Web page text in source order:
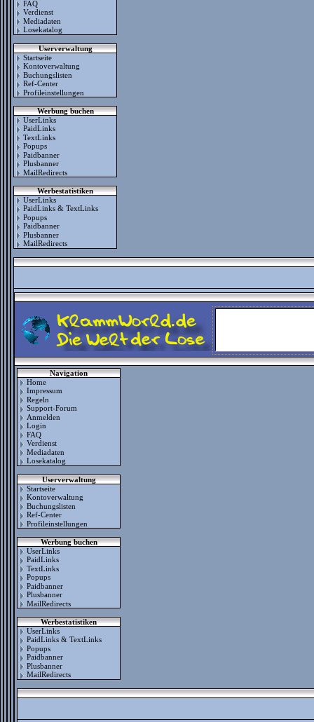
FAQ
Verdienst
Mediadaten
Losekatalog
Userverwaltung
Startseite
Kontoverwaltung
Buchungslisten
Ref-Center
Profileinstellungen
Werbung buchen
UserLinks
PaidLinks
TextLinks
Popups
Paidbanner
Plusbanner
MailRedirects
Werbestatistiken
UserLinks
PaidLinks & TextLinks
Popups
Paidbanner
Plusbanner
MailRedirects
Navigation
Home
Impressum
Regeln
Support-Forum
Anmelden
Login
FAQ
Verdienst
Mediadaten
Losekatalog
Userverwaltung
Startseite
Kontoverwaltung
Buchungslisten
Ref-Center
Profileinstellungen
Werbung buchen
UserLinks
PaidLinks
TextLinks
Popups
Paidbanner
Plusbanner
MailRedirects
Werbestatistiken
UserLinks
PaidLinks & TextLinks
Popups
Paidbanner
Plusbanner
MailRedirects